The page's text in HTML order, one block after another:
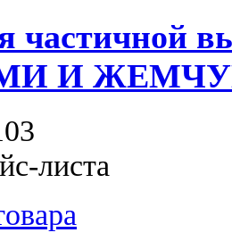
частичной
И
листа